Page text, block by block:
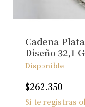
Cadena
Diseño 32,1
Disponible
$262.350
Si te registras